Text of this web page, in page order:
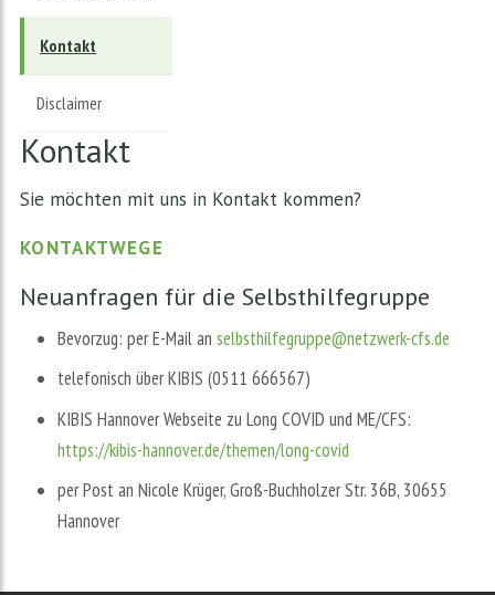
Kontakt
Sie möchten mit uns in Kontakt kommen?
KONTAKTWEGE
Neuanfragen für die Selbsthilfegruppe
Bevorzug: per E-Mail an selbsthilfegruppe@netzwerk-cfs.de
telefonisch über KIBIS (0511 666567)
KIBIS Hannover Webseite zu Long COVID und ME/CFS:
https://kibis-hannover.de/themen/long-covid
per Post an Nicole Krüger, Groß-Buchholzer Str. 36B, 30655
Hannover
Kontakt
Disclaimer